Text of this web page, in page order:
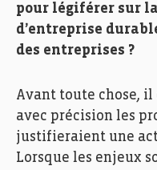
pour légiférer sur
d’entreprise
des entreprises ?
Avant toute chose,
avec précision les
justifieraient une
Lorsque les enjeux